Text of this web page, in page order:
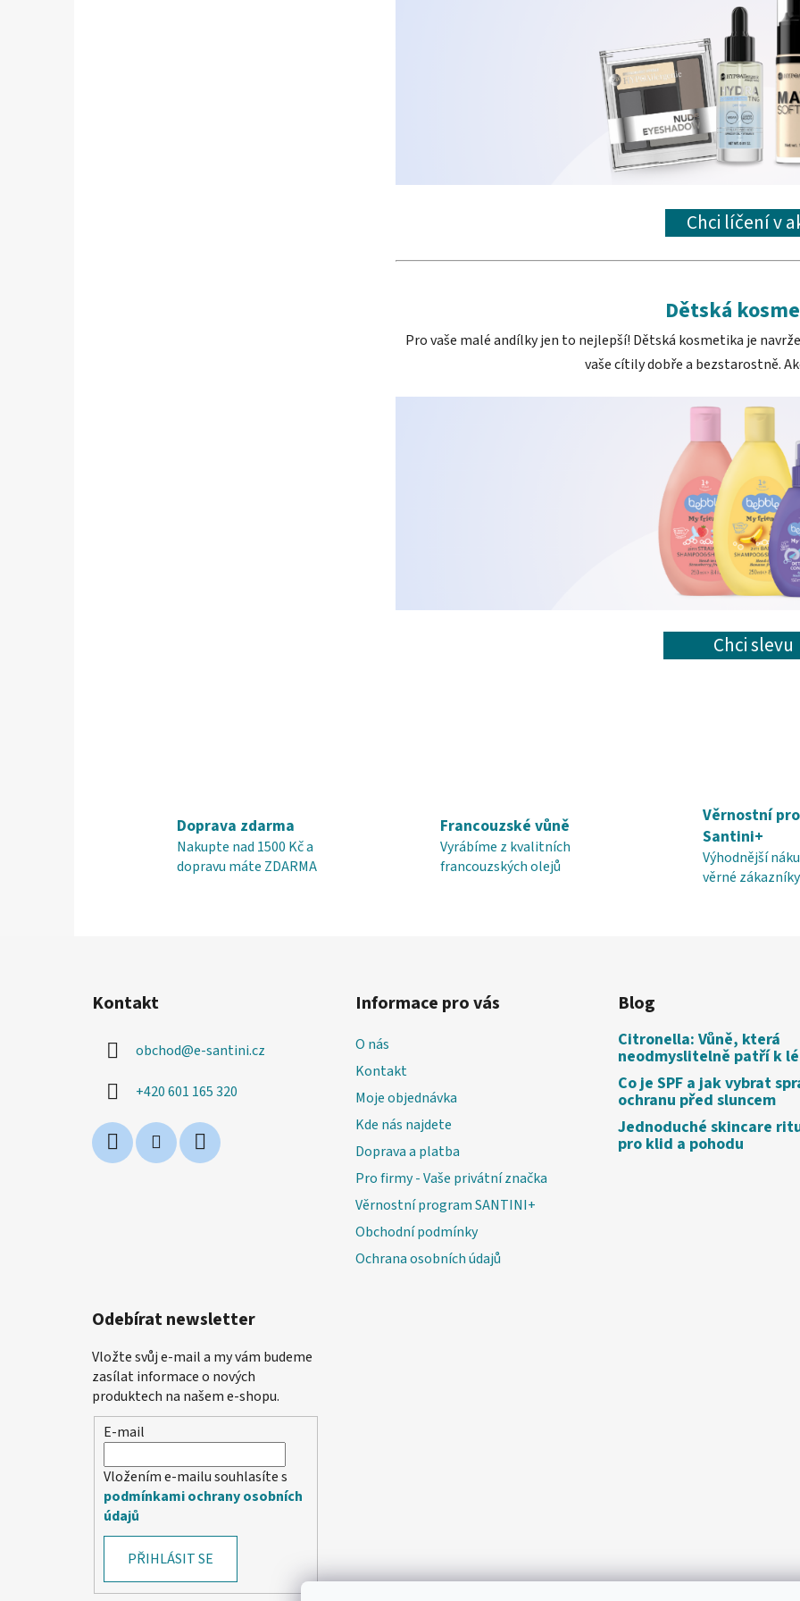
Chci líčení v
Dětská
Pro vaše malé andílky jen to nejlepší! Dětská kosmetika je
vaše cítily dobře a bezstarostně.
Chci
Doprava zdarma
Nakupte nad 1500 Kč a
dopravu máte ZDARMA
Francouzské vůně
Vyrábíme z kvalitních
francouzských olejů
Věrnostní
Santini+
Výhodnější
věrné zákazníky
Kontakt
obchod@e-santini.cz
+420 601 165 320
Informace pro vás
O nás
Kontakt
Moje objednávka
Kde nás najdete
Doprava a platba
Pro firmy - Vaše privátní značka
Věrnostní program SANTINI+
Obchodní podmínky
Ochrana osobních údajů
Blog
Citronella: Vůně, která
neodmyslitelně patří k
Co je SPF a jak vybrat
ochranu před sluncem
Jednoduché skincare
pro klid a pohodu
Odebírat newsletter
Vložte svůj e-mail a my vám budeme
zasílat informace o nových
produktech na našem e-shopu.
E-mail
Vložením e-mailu souhlasíte s
podmínkami ochrany osobních
údajů
PŘIHLÁSIT SE